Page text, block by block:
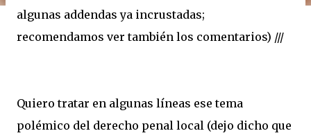
algunas addendas ya incrustadas;
recomendamos ver también los comentarios) ///
Quiero tratar en algunas líneas ese tema
polémico del derecho penal local (dejo dicho que